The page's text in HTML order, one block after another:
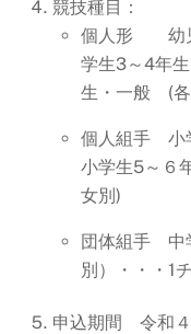
競技種目：
個人形 幼児
学生3～4年
生・一般 (各
個人組手 小
小学生5～６
女別)
団体組手 中
別）・・・1
申込期間 令和４